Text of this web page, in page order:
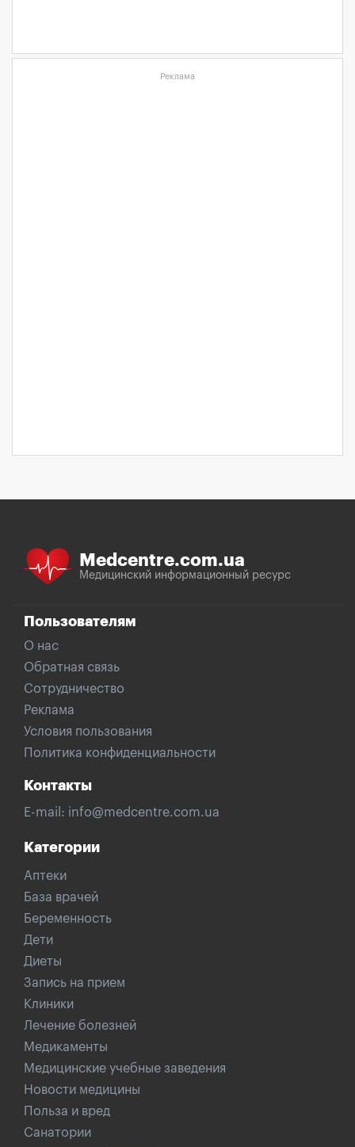
Реклама
Medcentre.com.ua
Медицинский информационный ресурс
Пользователям
О нас
Обратная связь
Сотрудничество
Реклама
Условия пользования
Политика конфиденциальности
Контакты
E-mail: info@medcentre.com.ua
Категории
Аптеки
База врачей
Беременность
Дети
Диеты
Запись на прием
Клиники
Лечение болезней
Медикаменты
Медицинские учебные заведения
Новости медицины
Польза и вред
Санатории